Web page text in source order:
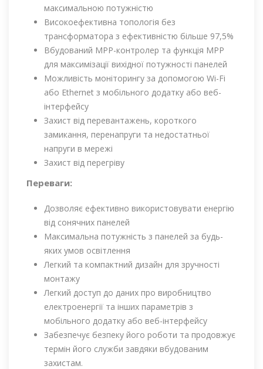
максимальною потужністю
Високоефективна топологія без
трансформатора з ефективністю більше 97,5%
Вбудований МРР-контролер та функція МРР
для максимізації вихідної потужності панелей
Можливість моніторингу за допомогою Wi-Fi
або Ethernet з мобільного додатку або веб-
інтерфейсу
Захист від перевантажень, короткого
замикання, перенапруги та недостатньої
напруги в мережі
Захист від перегріву
Переваги:
Дозволяє ефективно використовувати енергію
від сонячних панелей
Максимальна потужність з панелей за будь-
яких умов освітлення
Легкий та компактний дизайн для зручності
монтажу
Легкий доступ до даних про виробництво
електроенергії та інших параметрів з
мобільного додатку або веб-інтерфейсу
Забезпечує безпеку його роботи та продовжує
термін його служби завдяки вбудованим
захистам.